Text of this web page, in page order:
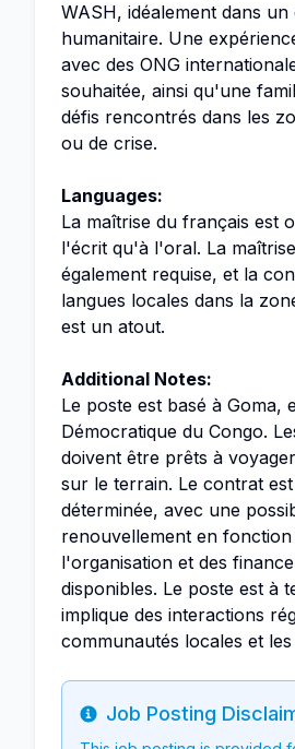
WASH, idéalement dans
humanitaire. Une
avec des ONG
souhaitée, ainsi qu'une
défis rencontrés dans les
ou de crise.
Languages:
La maîtrise du français est
l'écrit qu'à l'oral. La
également requise, et la
langues locales dans la
est un atout.
Additional Notes:
Le poste est basé à Goma,
Démocratique du Congo.
doivent être prêts à
sur le terrain. Le contrat
déterminée, avec une
renouvellement en fonction
l'organisation et des
disponibles. Le poste est à
implique des interactions
communautés locales et
Info
Job Posting